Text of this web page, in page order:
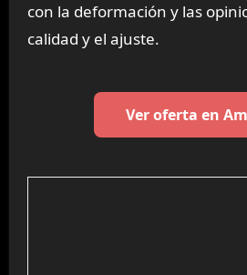
con la deformación y las
calidad y el ajuste.
Ver oferta en